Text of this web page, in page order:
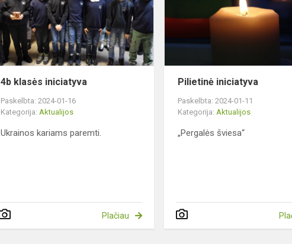
4b klasės iniciatyva
Paskelbta: 2024-01-16
Kategorija:Aktualijos
Ukrainos kariams paremti.
Plačiau
Pilietinė iniciatyva
Paskelbta: 2024-01-11
Kategorija:Aktualijos
„Pergalės šviesa“